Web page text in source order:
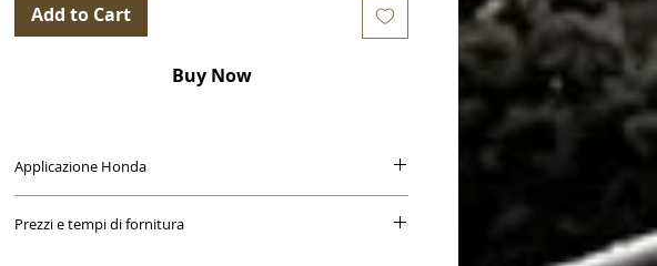
Add to Cart
Buy Now
Applicazione Honda
Prezzi e tempi di fornitura